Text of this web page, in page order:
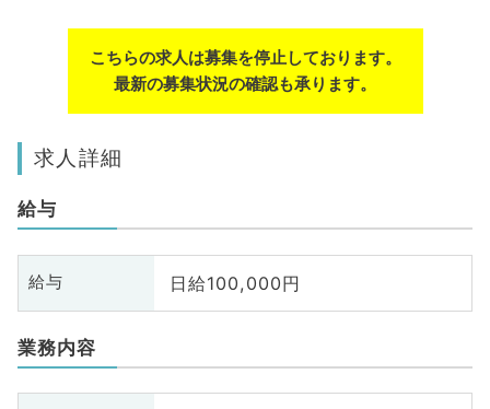
こちらの求人は募集を停止しております。
最新の募集状況の確認も承ります。
求人詳細
給与
給与 日給100,000円
業務内容